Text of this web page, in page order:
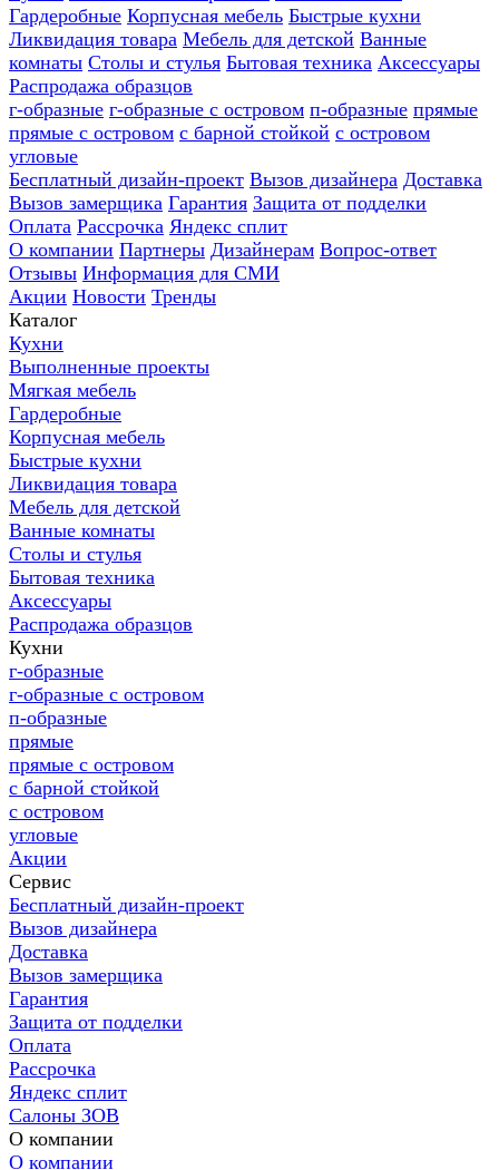
Гардеробные Корпусная мебель Быстрые кухни
Ликвидация товара Мебель для детской Ванные
комнаты Столы и стулья Бытовая техника Аксессуары
Распродажа образцов
г-образные г-образные с островом п-образные прямые
прямые с островом с барной стойкой с островом
угловые
Бесплатный дизайн-проект Вызов дизайнера Доставка
Вызов замерщика Гарантия Защита от подделки
Оплата Рассрочка Яндекс сплит
О компании Партнеры Дизайнерам Вопрос-ответ
Отзывы Информация для СМИ
Акции Новости Тренды
Каталог
Кухни
Выполненные проекты
Мягкая мебель
Гардеробные
Корпусная мебель
Быстрые кухни
Ликвидация товара
Мебель для детской
Ванные комнаты
Столы и стулья
Бытовая техника
Аксессуары
Распродажа образцов
Кухни
г-образные
г-образные с островом
п-образные
прямые
прямые с островом
с барной стойкой
с островом
угловые
Акции
Сервис
Бесплатный дизайн-проект
Вызов дизайнера
Доставка
Вызов замерщика
Гарантия
Защита от подделки
Оплата
Рассрочка
Яндекс сплит
Салоны ЗОВ
О компании
О компании